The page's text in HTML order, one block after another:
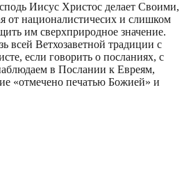
Иисус Христос делает Своими,
от националистичесих и слишком
им сверхприродное значение.
всей Ветхозаветной традиции с
если говорить о посланиях, с
в Послании к Евреям,
«отмечено печатью Божией» и